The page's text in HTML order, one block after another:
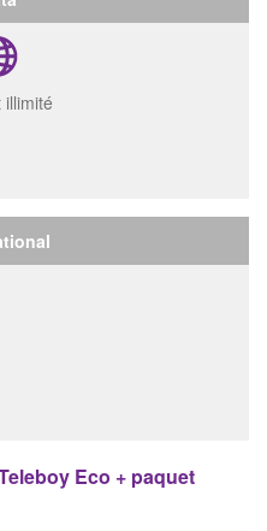
illimité
Eco + paquet